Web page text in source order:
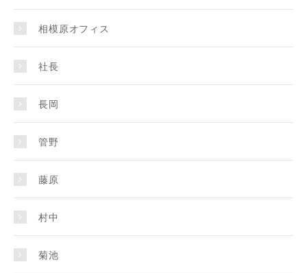
相模原オフィス
社長
長岡
管野
藤原
村中
菊池